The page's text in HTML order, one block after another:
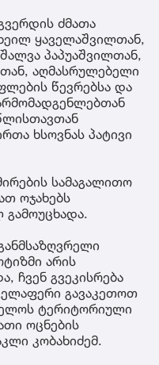
ძმათა
ყაველაშვილთან,
პაპუაშვილთან,
აღმასრულებელი
წევრებსა და
ხსოვნას პატივი
სამაგალითო
ოჯახებს
არის
ჩვენ გვეკისრება
გავაკეთოთ
ტერიტორიული
ოცნების
კობახიძემ.